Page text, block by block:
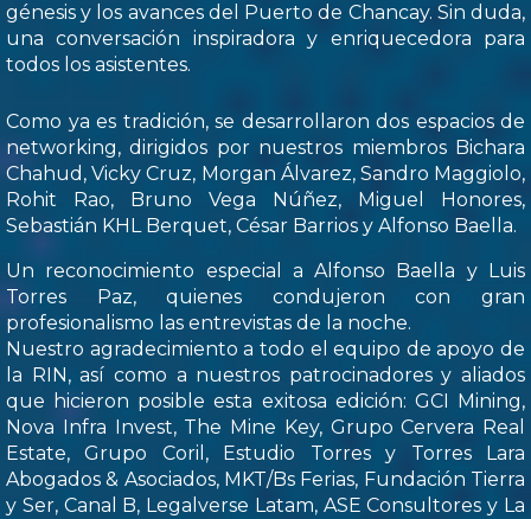
génesis y los avances del Puerto de Chancay. Sin duda,
una conversación inspiradora y enriquecedora para
todos los asistentes.
Como ya es tradición, se desarrollaron dos espacios de
networking, dirigidos por nuestros miembros Bichara
Chahud, Vicky Cruz, Morgan Álvarez, Sandro Maggiolo,
Rohit Rao, Bruno Vega Núñez, Miguel Honores,
Sebastián KHL Berquet, César Barrios y Alfonso Baella.
Un reconocimiento especial a Alfonso Baella y Luis
Torres Paz, quienes condujeron con gran
profesionalismo las entrevistas de la noche.
Nuestro agradecimiento a todo el equipo de apoyo de
la RIN, así como a nuestros patrocinadores y aliados
que hicieron posible esta exitosa edición: GCI Mining,
Nova Infra Invest, The Mine Key, Grupo Cervera Real
Estate, Grupo Coril, Estudio Torres y Torres Lara
Abogados & Asociados, MKT/Bs Ferias, Fundación Tierra
y Ser, Canal B, Legalverse Latam, ASE Consultores y La